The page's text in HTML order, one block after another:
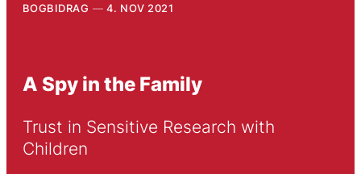
BOGBIDRAG 4. NOV 2021
A Spy in the Family
Trust in Sensitive Research with
Children